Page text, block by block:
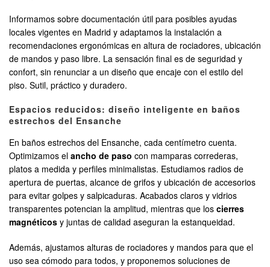
Informamos sobre documentación útil para posibles ayudas
locales vigentes en Madrid y adaptamos la instalación a
recomendaciones ergonómicas en altura de rociadores, ubicación
de mandos y paso libre. La sensación final es de seguridad y
confort, sin renunciar a un diseño que encaje con el estilo del
piso. Sutil, práctico y duradero.
Espacios reducidos: diseño inteligente en baños
estrechos del Ensanche
En baños estrechos del Ensanche, cada centímetro cuenta.
Optimizamos el ancho de paso con mamparas correderas,
platos a medida y perfiles minimalistas. Estudiamos radios de
apertura de puertas, alcance de grifos y ubicación de accesorios
para evitar golpes y salpicaduras. Acabados claros y vidrios
transparentes potencian la amplitud, mientras que los cierres
magnéticos y juntas de calidad aseguran la estanqueidad.
Además, ajustamos alturas de rociadores y mandos para que el
uso sea cómodo para todos, y proponemos soluciones de